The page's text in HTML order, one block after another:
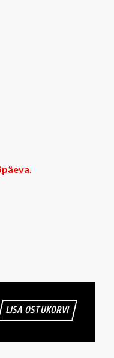
LISA OSTUKORVI